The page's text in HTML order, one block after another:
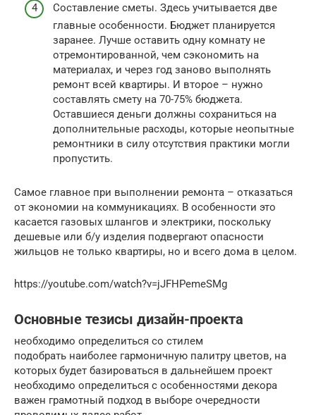
Составление сметы. Здесь учитывается две
главные особенности. Бюджет планируется
заранее. Лучше оставить одну комнату не
отремонтированной, чем сэкономить на
материалах, и через год заново выполнять
ремонт всей квартиры. И второе – нужно
составлять смету на 70-75% бюджета.
Оставшиеся деньги должны сохраниться на
дополнительные расходы, которые неопытные
ремонтники в силу отсутствия практики могли
пропустить.
Самое главное при выполнении ремонта – отказаться
от экономии на коммуникациях. В особенности это
касается газовых шлангов и электрики, поскольку
дешевые или б/у изделия подвергают опасности
жильцов не только квартиры, но и всего дома в целом.
https://youtube.com/watch?v=jJFHPemeSMg
Основные тезисы дизайн-проекта
необходимо определиться со стилем
подобрать наиболее гармоничную палитру цветов, на
которых будет базироваться в дальнейшем проект
необходимо определиться с особенностями декора
важен грамотный подход в выборе очередности